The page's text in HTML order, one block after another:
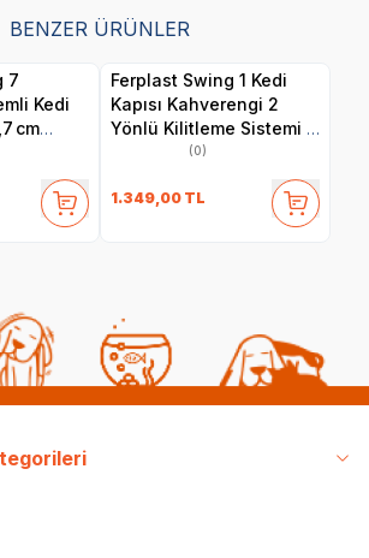
BENZER ÜRÜNLER
7
Kedi
cm
Ferplast Swing 1 Kedi
Kapısı Kahverengi 2
Yönlü Kilitleme Sistemi –
Ahşap, Metal ve Cam
Kapılara Uyumlu 14,8 x
14,5 cm
(0)
1.349,00 TL